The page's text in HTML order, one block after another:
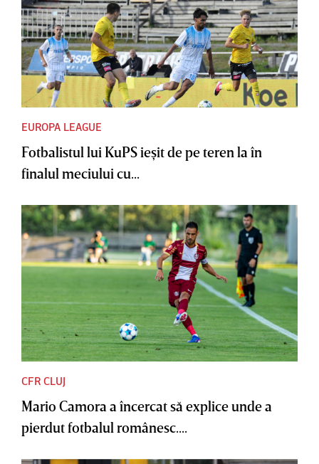
EUROPA LEAGUE
Fotbalistul lui KuPS ieşit de pe teren la în
finalul meciului cu...
CFR CLUJ
Mario Camora a încercat să explice unde a
pierdut fotbalul românesc....